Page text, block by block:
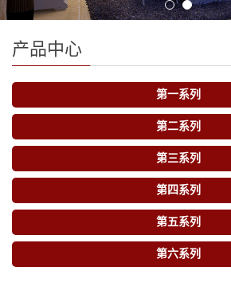
产品中心
第一系列
第二系列
第三系列
第四系列
第五系列
第六系列